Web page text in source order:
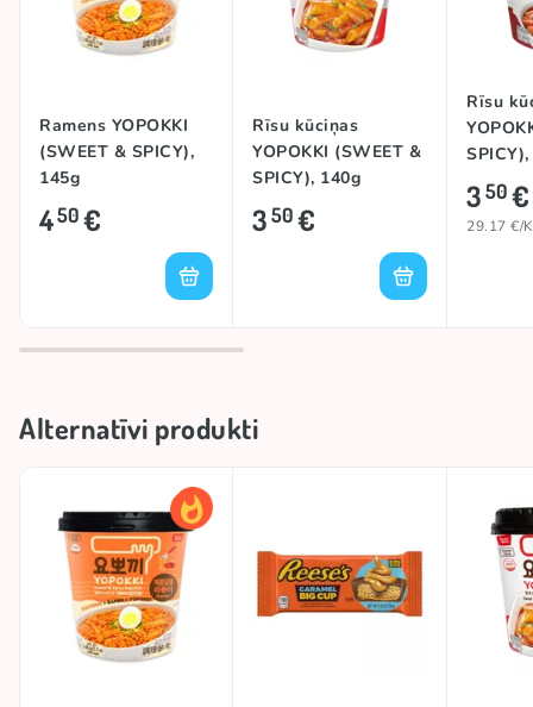
vēl. Nolejiet ūdeni un pievienojiet garšvielu paciņu,
labi samaisiet.
Ramens YOPOKKI
(SWEET & SPICY),
145g
450€
Rīsu kūciņas
YOPOKKI (SWEET &
SPICY), 140g
350€
Rīsu
350€
29.17 €/
Alternatīvi produkti